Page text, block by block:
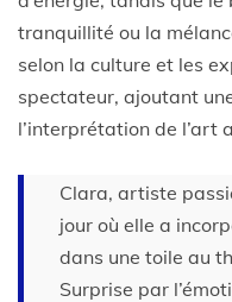
tranquillité ou la
selon la culture et les
spectateur, ajoutant
l’interprétation de l’art
Clara, artiste
jour où elle a
dans une toile au
Surprise par